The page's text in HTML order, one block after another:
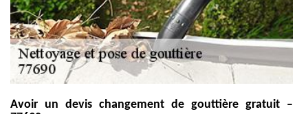
Avoir un devis changement de gouttière gratuit –